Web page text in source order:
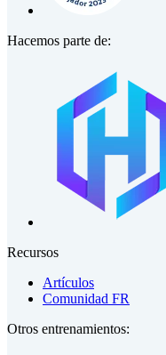
Hacemos parte de:
Recursos
Artículos
Comunidad FR
Otros entrenamientos: